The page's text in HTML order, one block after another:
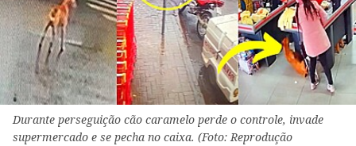
Durante perseguição cão caramelo perde o controle, invade
supermercado e se pecha no caixa. (Foto: Reprodução